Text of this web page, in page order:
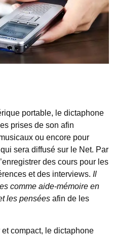
portable, le dictaphone
prises de son afin
ou encore pour
qui sera diffusé sur le Net. Par
des cours pour les
et des interviews. Il
comme aide-mémoire en
les pensées afin de les
compact, le dictaphone